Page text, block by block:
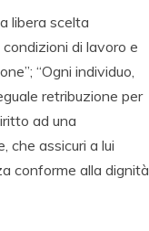
libera scelta
di lavoro e
“Ogni individuo,
retribuzione per
ad una
che assicuri a lui
conforme alla dignità